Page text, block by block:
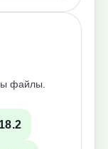
файлы.